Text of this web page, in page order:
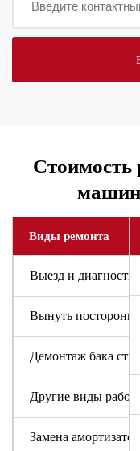
Стоимость
машин
Виды ремонта
Выезд и
Вынуть
Демонтаж бака
Другие виды работ
Замена